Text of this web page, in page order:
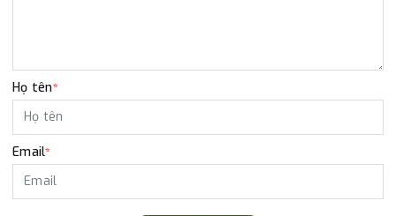
Họ tên*
Email*